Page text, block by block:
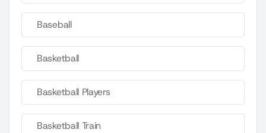
Baseball
Basketball
Basketball Players
Basketball Train